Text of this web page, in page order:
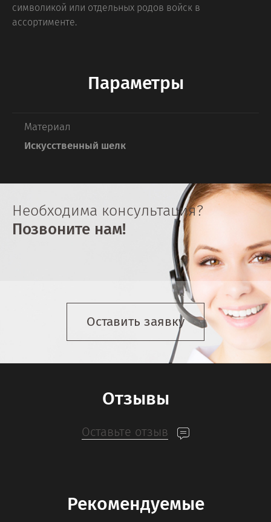
символикой или отдельных родов войск в
ассортименте.
Параметры
Материал
Искусственный шелк
Необходима консультация?
Позвоните нам!
Оставить заявку
Отзывы
Оставьте отзыв
Рекомендуемые